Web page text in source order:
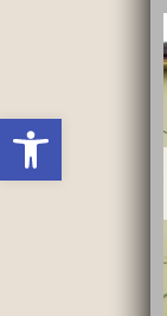
Deschide bara de unelte